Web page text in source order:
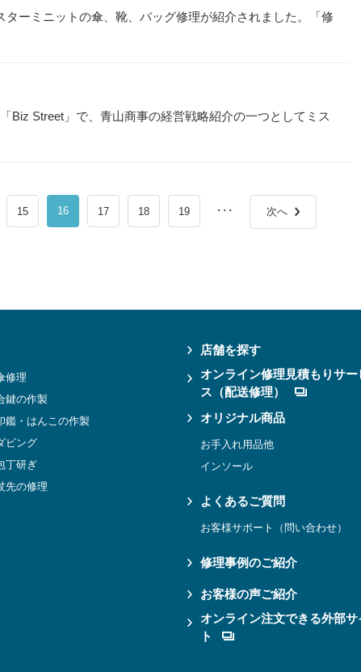
ターミニットの傘、靴、バッグ修理が紹介されました。「修
Biz Street」で、青山商事の経営戦略紹介の一つとしてミス
15 16 17 18 19 ･･･ 次へ
修理
鍵の作製
鑑・はんこの作製
ビング
丁研ぎ
先の修理
店舗を探す
オンライン修理見積もりサー
ス（配送修理）
オリジナル商品
お手入れ用品他
インソール
よくあるご質問
お客様サポート（問い合わせ）
修理事例のご紹介
お客様の声ご紹介
オンライン注文できる外部サ
ト